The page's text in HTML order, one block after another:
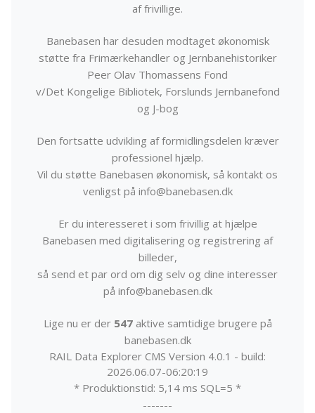
af frivillige.
Banebasen har desuden modtaget økonomisk
støtte fra Frimærkehandler og Jernbanehistoriker
Peer Olav Thomassens Fond
v/Det Kongelige Bibliotek, Forslunds Jernbanefond
og J-bog
Den fortsatte udvikling af formidlingsdelen kræver
professionel hjælp.
Vil du støtte Banebasen økonomisk, så kontakt os
venligst på info@banebasen.dk
Er du interesseret i som frivillig at hjælpe
Banebasen med digitalisering og registrering af
billeder,
så send et par ord om dig selv og dine interesser
på info@banebasen.dk
Lige nu er der 547aktive samtidige brugere på
banebasen.dk
RAIL Data Explorer CMS Version 4.0.1 - build:
2026.06.07-06:20:19
* Produktionstid: 5,14 ms SQL=5 *
-------